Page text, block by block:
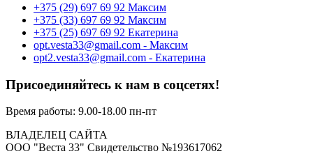
‎+375 (29) 697 69 92 Максим
‎+375 (33) 697 69 92 Максим
+375 (25) 697 69 92 Екатерина
opt.vesta33@gmail.com - Максим
opt2.vesta33@gmail.com - Екатерина
Присоединяйтесь к нам в соцсетях!
Время работы: 9.00-18.00 пн-пт
ВЛАДЕЛЕЦ САЙТА
ООО "Веста 33" Свидетельство №193617062